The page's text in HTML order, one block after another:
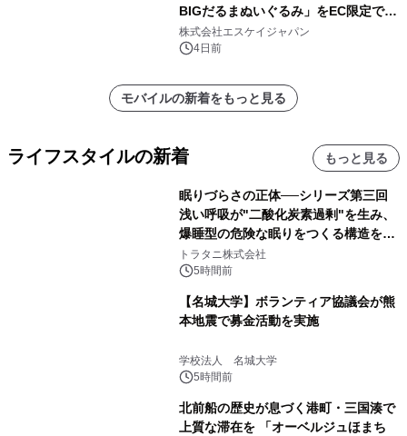
BIGだるまぬいぐるみ」をEC限定で受
注販売開始
株式会社エスケイジャパン
4日前
モバイルの新着をもっと見る
ライフスタイルの新着 もっと見る
眠りづらさの正体──シリーズ第三回
浅い呼吸が"二酸化炭素過剰"を生み、
爆睡型の危険な眠りをつくる構造を解
説
トラタニ株式会社
5時間前
【名城大学】ボランティア協議会が熊
本地震で募金活動を実施
学校法人 名城大学
5時間前
北前船の歴史が息づく港町・三国湊で
上質な滞在を 「オーベルジュほまち